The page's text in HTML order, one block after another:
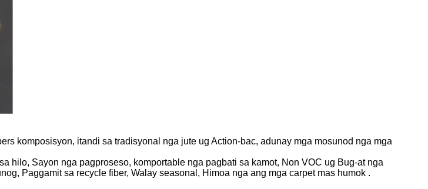
komposisyon, itandi sa tradisyonal nga jute ug Action-bac, adunay mga mosunod nga mga
hilo, Sayon nga pagproseso, komportable nga pagbati sa kamot, Non VOC ug Bug-at nga
Paggamit sa recycle fiber, Walay seasonal, Himoa nga ang mga carpet mas humok .